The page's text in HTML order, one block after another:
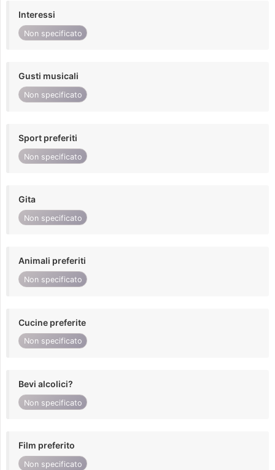
Interessi
Non specificato
Gusti musicali
Non specificato
Sport preferiti
Non specificato
Gita
Non specificato
Animali preferiti
Non specificato
Cucine preferite
Non specificato
Bevi alcolici?
Non specificato
Film preferito
Non specificato